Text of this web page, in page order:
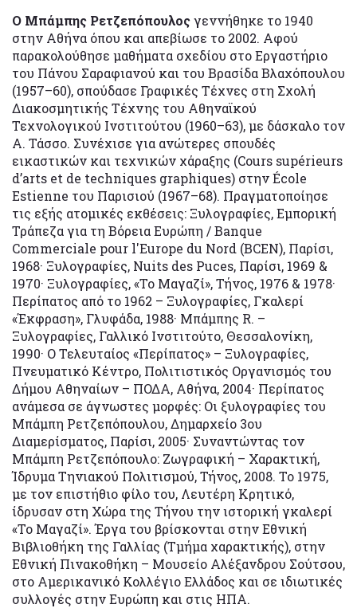
Ο Μπάμπης Ρετζεπόπουλοςγεννήθηκε το 1940
στην Αθήνα όπου και απεβίωσε το 2002. Αφού
παρακολούθησε μαθήματα σχεδίου στο Εργαστήριο
του Πάνου Σαραφιανού και του Βρασίδα Βλαχόπουλου
(1957–60), σπούδασε Γραφικές Τέχνες στη Σχολή
Διακοσμητικής Τέχνης του Αθηναϊκού
Τεχνολογικού Ινστιτούτου (1960–63), με δάσκαλο τον
Α. Τάσσο. Συνέχισε για ανώτερες σπουδές
εικαστικών και τεχνικών χάραξης (Cours supérieurs
d’arts et de techniques graphiques) στην École
Estienne του Παρισιού (1967–68). Πραγματοποίησε
τις εξής ατομικές εκθέσεις: Ξυλογραφίες, Εμπορική
Τράπεζα για τη Βόρεια Ευρώπη / Banque
Commerciale pour l'Europe du Nord (BCEN), Παρίσι,
1968· Ξυλογραφίες, Nuits des Puces, Παρίσι, 1969 &
1970· Ξυλογραφίες, «Το Μαγαζί», Τήνος, 1976 & 1978·
Περίπατος από το 1962 – Ξυλογραφίες, Γκαλερί
«Έκφραση», Γλυφάδα, 1988· Μπάμπης R. –
Ξυλογραφίες, Γαλλικό Ινστιτούτο, Θεσσαλονίκη,
1990· Ο Τελευταίος «Περίπατος» – Ξυλογραφίες,
Πνευματικό Κέντρο, Πολιτιστικός Οργανισμός του
Δήμου Αθηναίων – ΠΟΔΑ, Αθήνα, 2004· Περίπατος
ανάμεσα σε άγνωστες μορφές: Οι ξυλογραφίες του
Μπάμπη Ρετζεπόπουλου, Δημαρχείο 3ου
Διαμερίσματος, Παρίσι, 2005· Συναντώντας τον
Μπάμπη Ρετζεπόπουλο: Ζωγραφική – Χαρακτική,
Ίδρυμα Τηνιακού Πολιτισμού, Τήνος, 2008. Το 1975,
με τον επιστήθιο φίλο του, Λευτέρη Κρητικό,
ίδρυσαν στη Χώρα της Τήνου την ιστορική γκαλερί
«Το Μαγαζί». Έργα του βρίσκονται στην Εθνική
Βιβλιοθήκη της Γαλλίας (Τμήμα χαρακτικής), στην
Εθνική Πινακοθήκη – Μουσείο Αλέξανδρου Σούτσου,
στο Αμερικανικό Κολλέγιο Ελλάδος και σε ιδιωτικές
συλλογές στην Ευρώπη και στις ΗΠΑ.